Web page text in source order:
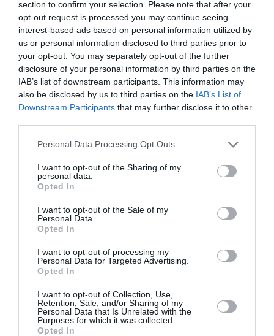
section to confirm your selection. Please note that after your
opt-out request is processed you may continue seeing
interest-based ads based on personal information utilized by
us or personal information disclosed to third parties prior to
your opt-out. You may separately opt-out of the further
disclosure of your personal information by third parties on the
IAB’s list of downstream participants. This information may
also be disclosed by us to third parties on the IAB’s List of
Downstream Participants that may further disclose it to other
Please note that this website/app uses one or more Google
not limited to your visit or usage behaviour. You may click to
grant or deny consent to Google and its third-party tags to
use your data for below specified purposes in below Google
consent section.
Personal Data Processing Opt Outs
I want to opt-out of the Sharing of my
personal data.
Opted In
I want to opt-out of the Sale of my
Personal Data.
Opted In
I want to opt-out of processing my
Personal Data for Targeted Advertising.
Opted In
I want to opt-out of Collection, Use,
Retention, Sale, and/or Sharing of my
Personal Data that Is Unrelated with the
Purposes for which it was collected.
Opted In
σε σχολείο – Νεκρός
εκπαιδευτικός και τέσσερις
τραυματίες
Σοκ έχει προκαλέσει στην Ταϊλάνδη η ένοπλη
επίθεση σε σχολείο στην επαρχία Νονταμπούρι,
βόρεια της Μπανγκόκ, όπου μαθητής άνοιξε πυρ
μέσα στις εγκαταστάσεις του σχολείου, με
αποτέλεσμα να χάσει τη ζωή του ένας ...
08:36 | 07 Αυγούστου 2026 Πλανήτης